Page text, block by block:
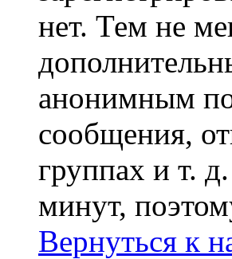
нет. Тем не
анонимным
сообщения,
группах и т.
минут,
Вернуться к